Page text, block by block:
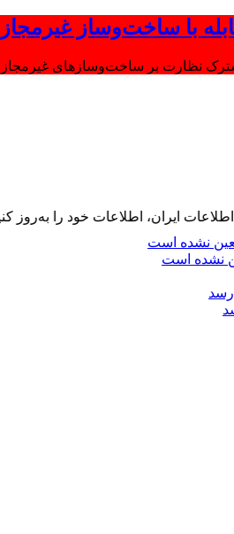
با ساخت‌وساز
بر ساخت‌وسازهای غیرمجاز تا
اطلاعات خود را به‌روز کنید :.